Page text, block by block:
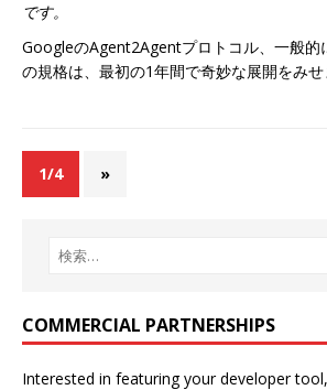
です。
GoogleのAgent2Agentプロトコル、一般的
の規格は、最初の1年間で奇妙な展開をみせ
1/4 »
COMMERCIAL PARTNERSHIPS
Interested in featuring your developer